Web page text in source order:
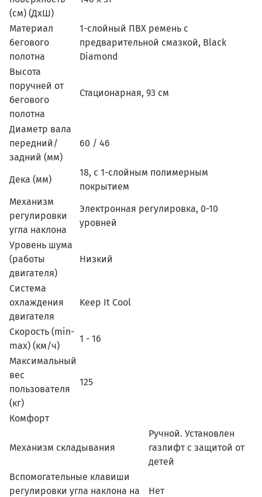
(см) (ДхШ)
Материал
бегового
полотна
1-слойный ПВХ ремень с
предварительной смазкой, Black
Diamond
Высота
поручней от
бегового
полотна
Стационарная, 93 см
Диаметр вала
передний/
задний (мм)
60 / 46
Дека (мм)
18, с 1-слойным полимерным
покрытием
Механизм
регулировки
угла наклона
Электронная регулировка, 0-10
уровней
Уровень шума
(работы
двигателя)
Низкий
Система
охлаждения
двигателя
Keep It Cool
Скорость (min-
max) (км/ч)
1 - 16
Максимальный
вес
пользователя
(кг)
125
Комфорт
Механизм складывания
Ручной. Установлен
газлифт с защитой от
детей
Вспомогательные клавиши
регулировки угла наклона на
Нет